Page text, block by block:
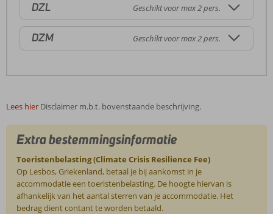
DZL Geschikt voor max 2 pers.
DZM Geschikt voor max 2 pers.
Lees hier Disclaimer m.b.t. bovenstaande beschrijving.
Extra bestemmingsinformatie
Toeristenbelasting (Climate Crisis Resilience Fee)
Op Lesbos, Griekenland, betaal je bij aankomst in je
accommodatie een toeristenbelasting. De hoogte hiervan is
afhankelijk van het aantal sterren van je accommodatie. Het
bedrag dient contant te worden betaald.